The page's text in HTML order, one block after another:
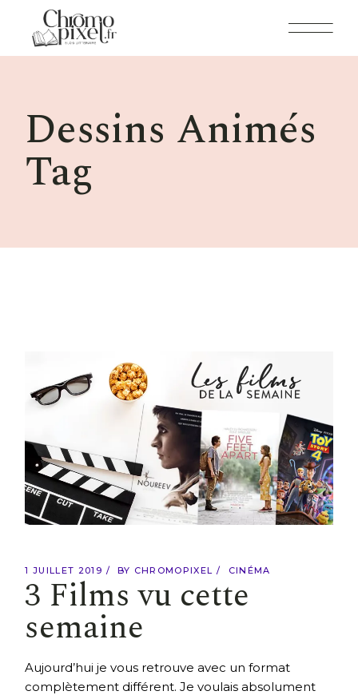
content
Dessins Animés
Tag
1 JUILLET 2019 BY CHROMOPIXEL CINÉMA
3 Films vu cette
semaine
Aujourd’hui je vous retrouve avec un format
complètement différent. Je voulais absolument